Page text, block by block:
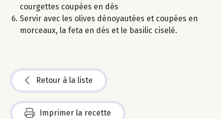
courgettes coupées en dés
Servir avec les olives dénoyautées et coupées en
morceaux, la feta en dés et le basilic ciselé.
Retour à la liste
Imprimer la recette